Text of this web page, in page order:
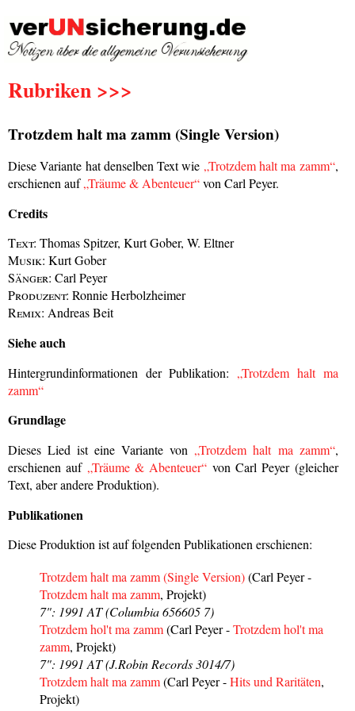
Rubriken >>>
Trotzdem halt ma zamm (Single Version)
Diese Variante hat denselben Text wie „Trotzdem halt ma zamm“,
erschienen auf„Träume & Abenteuer“von Carl Peyer.
Credits
Text: Thomas Spitzer, Kurt Gober, W. Eltner
Musik: Kurt Gober
Sänger: Carl Peyer
Produzent: Ronnie Herbolzheimer
Remix: Andreas Beit
Siehe auch
Hintergrundinformationen der Publikation: „Trotzdem halt ma
zamm“
Grundlage
Dieses Lied ist eine Variante von „Trotzdem halt ma zamm“,
erschienen auf „Träume & Abenteuer“ von Carl Peyer (gleicher
Text, aber andere Produktion).
Publikationen
Diese Produktion ist auf folgenden Publikationen erschienen:
Trotzdem halt ma zamm (Single Version)(Carl Peyer -
Trotzdem halt ma zamm, Projekt)
7": 1991 AT (Columbia 656605 7)
Trotzdem hol't ma zamm(Carl Peyer -Trotzdem hol't ma
zamm, Projekt)
7": 1991 AT (J.Robin Records 3014/7)
Trotzdem halt ma zamm(Carl Peyer -Hits und Raritäten,
Projekt)